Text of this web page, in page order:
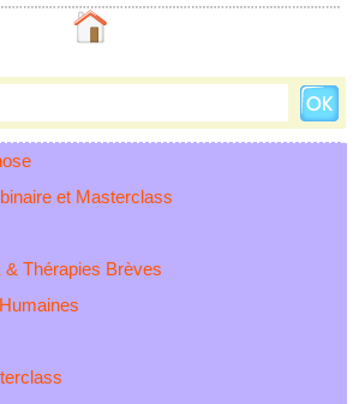
et Masterclass
Thérapies Brèves